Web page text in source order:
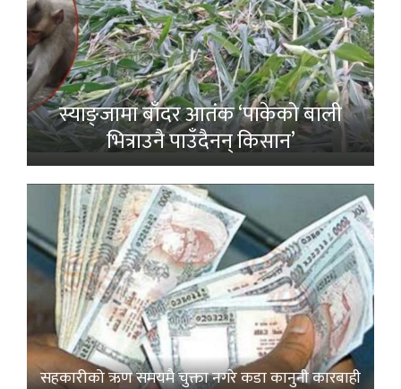
स्याङ्जामा बाँदर आतंक ‘पाकेको बाली
भित्राउनै पाउँदैनन् किसान’
सहकारीको ऋण समयमै चुक्ता नगरे कडा कानुनी कारबाही